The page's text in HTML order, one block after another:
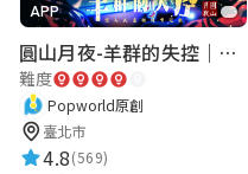
詹嘉惠
2024-08-14 18:08:20
HSM
APP
圓山月夜-羊群的失控｜圓山飯店 ARG實境解謎遊戲
難度
Popworld原創
臺北市
4.8(569)